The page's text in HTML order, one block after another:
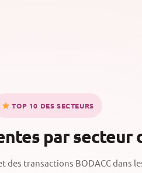
TOP 10 DES SECTEURS
par secteur
des transactions BODACC dans